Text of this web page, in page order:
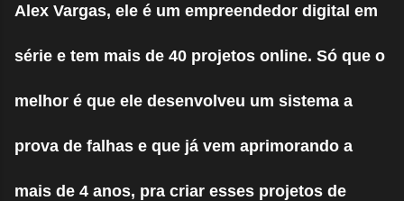
Alex Vargas, ele é um empreendedor digital em
série e tem mais de 40 projetos online. Só que o
melhor é que ele desenvolveu um sistema a
prova de falhas e que já vem aprimorando a
mais de 4 anos, pra criar esses projetos de